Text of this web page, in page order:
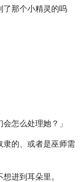
了那个小精灵的呜
怎么处理她？」
隶的、或者是巫师需
进到耳朵里。